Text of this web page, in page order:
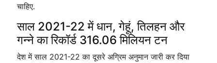
चाहिए.
साल 2021-22 में धान, गेहूं, तिलहन और
गन्ने का रिकॉर्ड 316.06 मिलियन टन
देश में साल 2021-22 का दूसरे अग्रिम अनुमान जारी कर दिया